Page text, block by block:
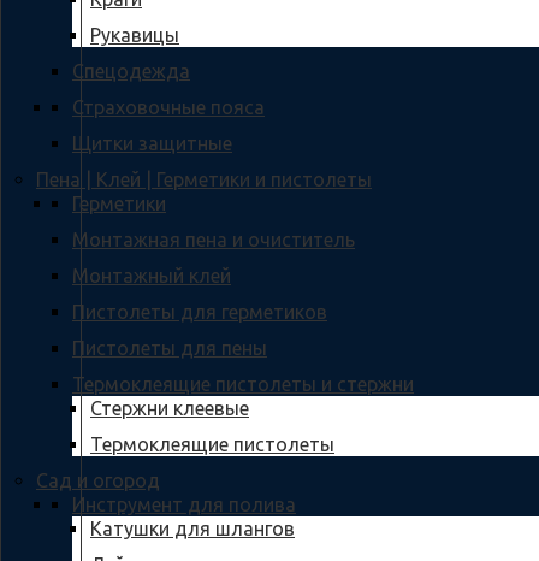
Рукавицы
Спецодежда
Страховочные пояса
Щитки защитные
Пена | Клей | Герметики и пистолеты
Герметики
Монтажная пена и очиститель
Монтажный клей
Пистолеты для герметиков
Пистолеты для пены
Термоклеящие пистолеты и стержни
Стержни клеевые
Термоклеящие пистолеты
Сад и огород
Инструмент для полива
Катушки для шлангов